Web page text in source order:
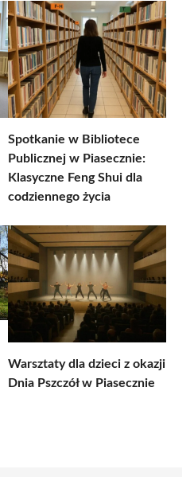
Spotkanie w Bibliotece
Publicznej w Piasecznie:
Klasyczne Feng Shui dla
codziennego życia
Warsztaty dla dzieci z okazji
Dnia Pszczół w Piasecznie